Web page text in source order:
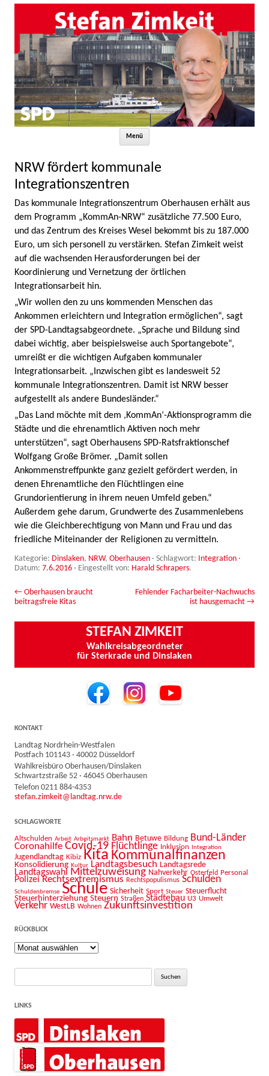
Menü
NRW fördert kommunale
Integrationszentren
Das kommunale Integrationszentrum Oberhausen erhält aus
dem Programm „KommAn-NRW“ zusätzliche 77.500 Euro,
und das Zentrum des Kreises Wesel bekommt bis zu 187.000
Euro, um sich personell zu verstärken. Stefan Zimkeit weist
auf die wachsenden Herausforderungen bei der
Koordinierung und Vernetzung der örtlichen
Integrationsarbeit hin.
„Wir wollen den zu uns kommenden Menschen das
Ankommen erleichtern und Integration ermöglichen“, sagt
der SPD-Landtagsabgeordnete. „Sprache und Bildung sind
dabei wichtig, aber beispielsweise auch Sportangebote“,
umreißt er die wichtigen Aufgaben kommunaler
Integrationsarbeit. „Inzwischen gibt es landesweit 52
kommunale Integrationszentren. Damit ist NRW besser
aufgestellt als andere Bundesländer.“
„Das Land möchte mit dem ,KommAn‘-Aktionsprogramm die
Städte und die ehrenamtlich Aktiven noch mehr
unterstützen“, sagt Oberhausens SPD-Ratsfraktionschef
Wolfgang Große Brömer. „Damit sollen
Ankommenstreffpunkte ganz gezielt gefördert werden, in
denen Ehrenamtliche den Flüchtlingen eine
Grundorientierung in ihrem neuen Umfeld geben.“
Außerdem gehe darum, Grundwerte des Zusammenlebens
wie die Gleichberechtigung von Mann und Frau und das
friedliche Miteinander der Religionen zu vermitteln.
Kategorie: Dinslaken, NRW, Oberhausen · Schlagwort: Integration ·
Datum: 7.6.2016 · Eingestellt von: Harald Schrapers.
Beitrags-Navigation
← Oberhausen braucht
beitragsfreie Kitas
Fehlender Facharbeiter-Nachwuchs
ist hausgemacht →
STEFAN ZIMKEIT
Wahlkreisabgeordneter
für Sterkrade und Dinslaken
KONTAKT
Landtag Nordrhein-Westfalen
Postfach 101143 · 40002 Düsseldorf
Wahlkreisbüro Oberhausen/Dinslaken
Schwartzstraße 52 · 46045 Oberhausen
Telefon 0211 884-4353
stefan.zimkeit@landtag.nrw.de
SCHLAGWORTE
Altschulden Arbeit Arbeitsmarkt Bahn Betuwe Bildung Bund-Länder
Coronahilfe Covid-19 Flüchtlinge Inklusion Integration
Jugendlandtag Kibiz Kita Kommunalfinanzen
Konsolidierung Kultur Landtagsbesuch Landtagsrede
Landtagswahl Mittelzuweisung Nahverkehr Osterfeld Personal
Polizei Rechtsextremismus Rechtspopulismus Schulden
Schuldenbremse Schule Sicherheit Sport Steuer Steuerflucht
Steuerhinterziehung Steuern Straßen Städtebau U3 Umwelt
Verkehr WestLB Wohnen Zukunftsinvestition
RÜCKBLICK
Rückblick
Suche
LINKS